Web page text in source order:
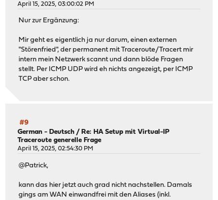
April 15, 2025, 03:00:02 PM
Nur zur Ergänzung:
Mir geht es eigentlich ja nur darum, einen externen
"Störenfried", der permanent mit Traceroute/Tracert mir
intern mein Netzwerk scannt und dann blöde Fragen
stellt. Per ICMP UDP wird eh nichts angezeigt, per ICMP
TCP aber schon.
#9
German - Deutsch /Re: HA Setup mit Virtual-IP
Traceroute generelle Frage
April 15, 2025, 02:54:30 PM
@Patrick,
kann das hier jetzt auch grad nicht nachstellen. Damals
gings am WAN einwandfrei mit den Aliases (inkl.